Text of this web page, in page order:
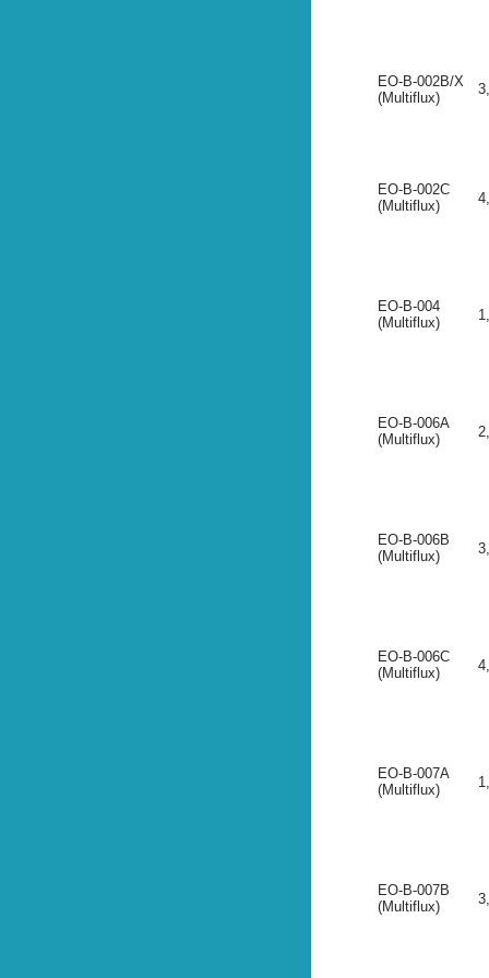
EO-B-002B/X
(Multiflux)
EO-B-002C
(Multiflux)
EO-B-004
(Multiflux)
EO-B-006A
(Multiflux)
EO-B-006B
(Multiflux)
EO-B-006C
(Multiflux)
EO-B-007A
(Multiflux)
EO-B-007B
(Multiflux)